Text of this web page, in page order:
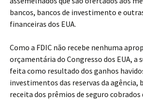
bancos, bancos de investimento e
financeiras dos EUA.
Como a FDIC não recebe nenhuma
orçamentária do Congresso dos EUA, a
feita como resultado dos ganhos
investimentos das reservas da agência,
receita dos prêmios de seguro